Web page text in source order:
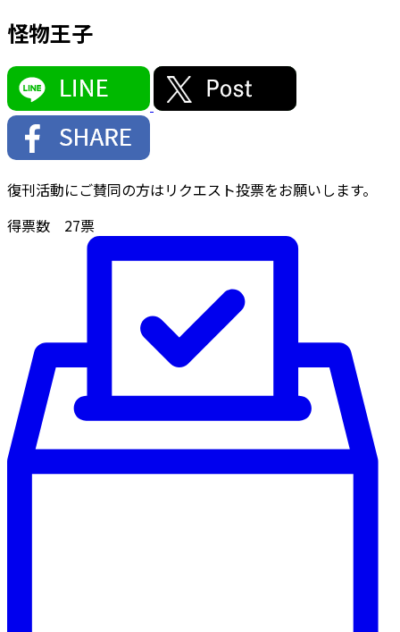
怪物王子
復刊活動にご賛同の方はリクエスト投票をお願いします。
得票数 27票